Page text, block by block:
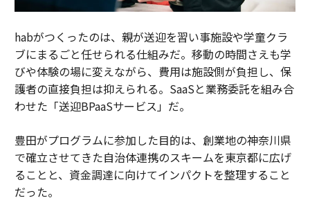
habがつくったのは、親が送迎を習い事施設や学童クラ
ブにまるごと任せられる仕組みだ。移動の時間さえも学
びや体験の場に変えながら、費用は施設側が負担し、保
護者の直接負担は抑えられる。SaaSと業務委託を組み合
わせた「送迎BPaaSサービス」だ。
豊田がプログラムに参加した目的は、創業地の神奈川県
で確立させてきた自治体連携のスキームを東京都に広げ
ることと、資金調達に向けてインパクトを整理すること
だった。